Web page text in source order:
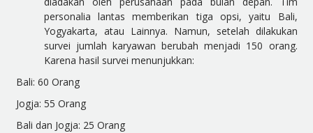
personalia lantas memberikan tiga opsi, yaitu Bali,
Yogyakarta, atau Lainnya. Namun, setelah dilakukan
survei jumlah karyawan berubah menjadi 150 orang.
Karena hasil survei menunjukkan:
Bali: 60 Orang
Jogja: 55 Orang
Bali dan Jogja: 25 Orang